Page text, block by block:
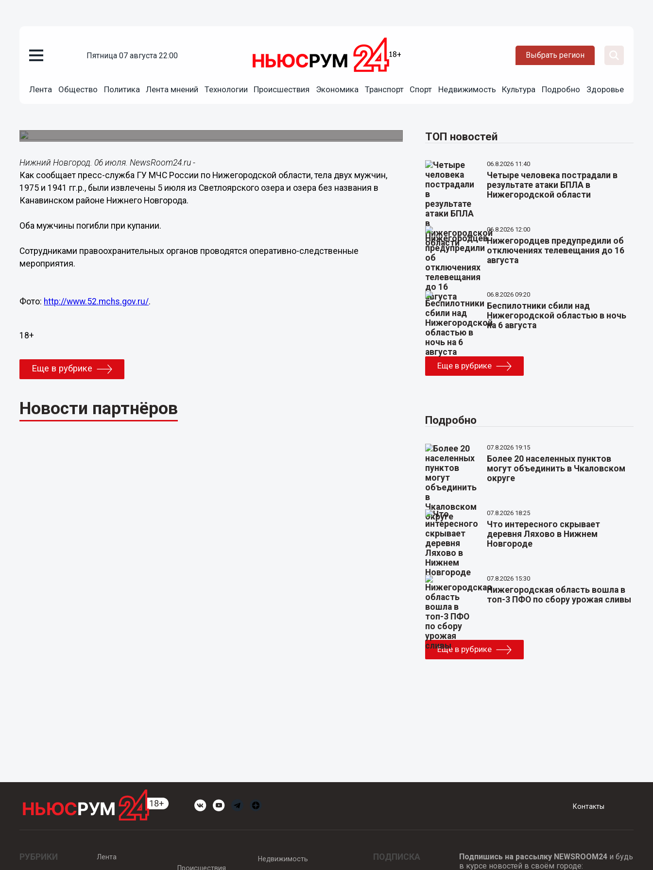
пятница 07 августа 22:00 Выбрать регион
Лента Общество Политика Лента мнений Технологии Происшествия Экономика Транспорт Спорт Недвижимость Культура Подробно Здоровье
06.07.201409:00
Нижний Новгород. 06 июля. NewsRoom24.ru -
Как сообщает пресс-служба ГУ МЧС России по Нижегородской области, тела двух мужчин,
1975 и 1941 гг.р., были извлечены 5 июля из Светлоярского озера и озера без названия в
Канавинском районе Нижнего Новгорода.
Оба мужчины погибли при купании.
Сотрудниками правоохранительных органов проводятся оперативно-следственные
мероприятия.
Фото: http://www.52.mchs.gov.ru/.
18+
Еще в рубрике
Новости партнёров
ТОП новостей
06.8.2026 11:40
Четыре человека пострадали в
результате атаки БПЛА в
Нижегородской области
06.8.2026 12:00
Нижегородцев предупредили об
отключениях телевещания до 16
августа
06.8.2026 09:20
Беспилотники сбили над
Нижегородской областью в ночь
на 6 августа
Еще в рубрике
Подробно
07.8.2026 19:15
Более 20 населенных пунктов
могут объединить в Чкаловском
округе
07.8.2026 18:25
Что интересного скрывает
деревня Ляхово в Нижнем
Новгороде
07.8.2026 15:30
Нижегородская область вошла в
топ-3 ПФО по сбору урожая сливы
Еще в рубрике
Контакты
РУБРИКИ
Лента
Происшествия
Недвижимость ПОДПИСКА Подпишись на рассылку NEWSROOM24и будь
в курсе новостей в своём городе: